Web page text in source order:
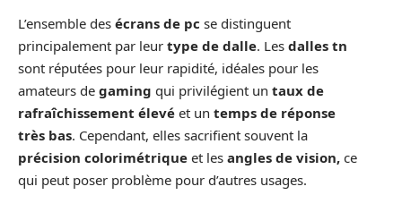
L’ensemble des écrans de pc se distinguent
principalement par leur type de dalle. Les dalles tn
sont réputées pour leur rapidité, idéales pour les
amateurs de gaming qui privilégient un taux de
rafraîchissement élevé et un temps de réponse
très bas. Cependant, elles sacrifient souvent la
précision colorimétrique et les angles de vision, ce
qui peut poser problème pour d’autres usages.